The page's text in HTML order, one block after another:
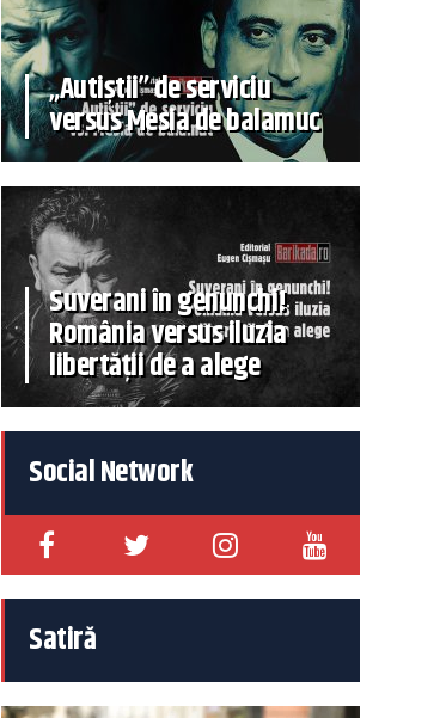
„Autiștii” de serviciu
versus Mesia de balamuc
Suverani în genunchi!
România versus iluzia
libertății de a alege
Social Network
Satiră